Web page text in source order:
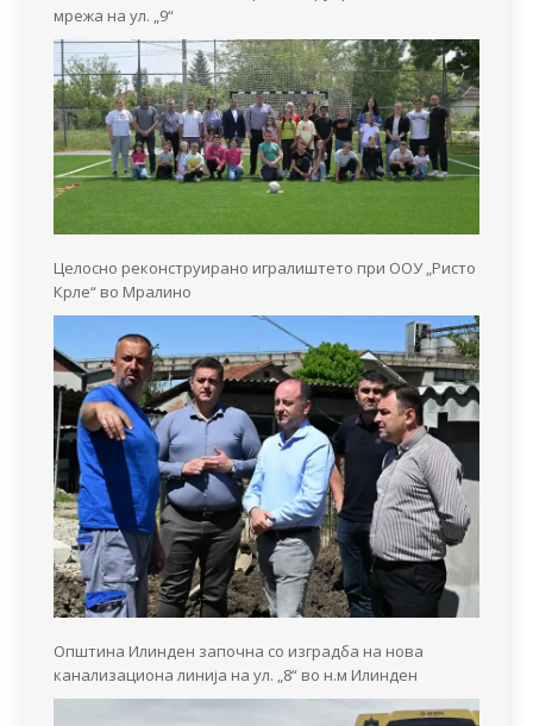
мрежа на ул. „9“
Целосно реконструирано игралиштето при ООУ „Ристо
Крле“ во Мралино
Општина Илинден започна со изградба на нова
канализациона линија на ул. „8“ во н.м Илинден